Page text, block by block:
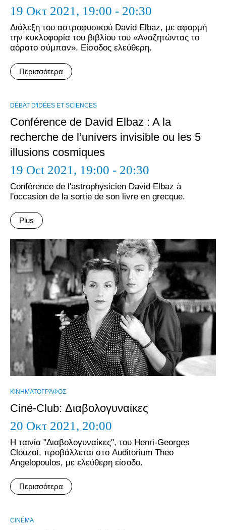
19 Οκτ 2021, 19:00 - 20:30
Διάλεξη του αστροφυσικού David Elbaz, με αφορμή
την κυκλοφορία του βιβλίου του «Αναζητώντας το
αόρατο σύμπαν». Είσοδος ελεύθερη.
Περισσότερα
DÉBAT D'IDÉES ET SCIENCES
Conférence de David Elbaz : A la
recherche de l’univers invisible ou les 5
illusions cosmiques
19 Oct 2021, 19:00 - 20:30
Conférence de l'astrophysicien David Elbaz à
l'occasion de la sortie de son livre en grecque.
Plus
ΚΙΝΗΜΑΤΟΓΡΆΦΟΣ
Ciné-Club: Διαβολογυναίκες
20 Οκτ 2021, 20:00
Η ταινία "Διαβολογυναίκες", του Henri-Georges
Clouzot, προβάλλεται στο Auditorium Theo
Angelopoulos, με ελεύθερη είσοδο.
Περισσότερα
CINÉMA